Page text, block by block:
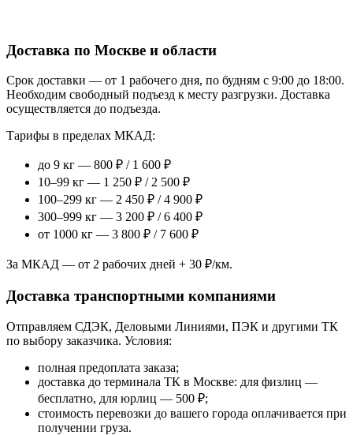
Доставка по Москве и области
Срок доставки — от 1 рабочего дня, по будням с 9:00 до 18:00.
Необходим свободный подъезд к месту разгрузки. Доставка
осуществляется до подъезда.
Тарифы в пределах МКАД:
до 9 кг — 800 ₽ / 1 600 ₽
10–99 кг — 1 250 ₽ / 2 500 ₽
100–299 кг — 2 450 ₽ / 4 900 ₽
300–999 кг — 3 200 ₽ / 6 400 ₽
от 1000 кг — 3 800 ₽ / 7 600 ₽
За МКАД — от 2 рабочих дней + 30 ₽/км.
Доставка транспортными компаниями
Отправляем СДЭК, Деловыми Линиями, ПЭК и другими ТК
по выбору заказчика. Условия:
полная предоплата заказа;
доставка до терминала ТК в Москве: для физлиц —
бесплатно, для юрлиц — 500 ₽;
стоимость перевозки до вашего города оплачивается при
получении груза.